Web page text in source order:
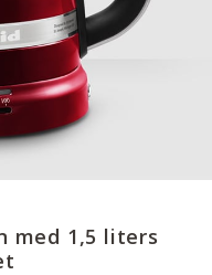
med 1,5 liters